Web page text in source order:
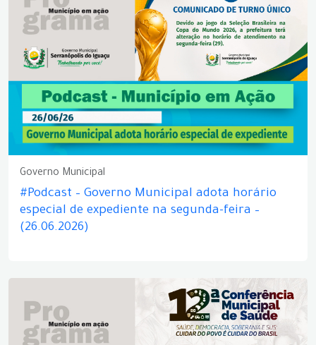
Governo Municipal
#Podcast – Governo Municipal adota horário
especial de expediente na segunda-feira –
(26.06.2026)